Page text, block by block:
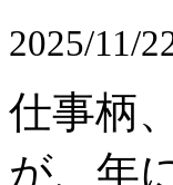
2025/11/
仕事柄
が、年